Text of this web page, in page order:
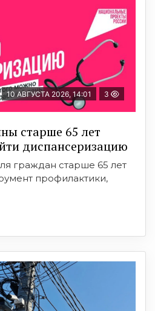
10 АВГУСТА 2026, 14:01 3
старше 65 лет
диспансеризацию
граждан старше 65 лет
профилактики,